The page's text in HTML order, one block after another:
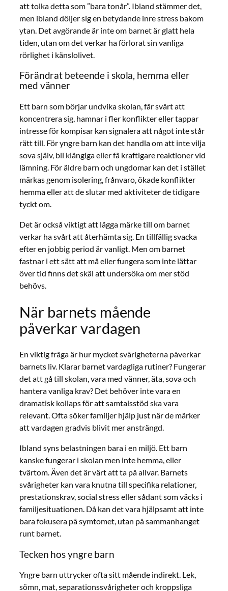
att tolka detta som ”bara tonår”. Ibland stämmer det,
men ibland döljer sig en betydande inre stress bakom
ytan. Det avgörande är inte om barnet är glatt hela
tiden, utan om det verkar ha förlorat sin vanliga
rörlighet i känslolivet.
Förändrat beteende i skola, hemma eller
med vänner
Ett barn som börjar undvika skolan, får svårt att
koncentrera sig, hamnar i fler konflikter eller tappar
intresse för kompisar kan signalera att något inte står
rätt till. För yngre barn kan det handla om att inte vilja
sova själv, bli klängiga eller få kraftigare reaktioner vid
lämning. För äldre barn och ungdomar kan det i stället
märkas genom isolering, frånvaro, ökade konflikter
hemma eller att de slutar med aktiviteter de tidigare
tyckt om.
Det är också viktigt att lägga märke till om barnet
verkar ha svårt att återhämta sig. En tillfällig svacka
efter en jobbig period är vanligt. Men om barnet
fastnar i ett sätt att må eller fungera som inte lättar
över tid finns det skäl att undersöka om mer stöd
behövs.
När barnets mående
påverkar vardagen
En viktig fråga är hur mycket svårigheterna påverkar
barnets liv. Klarar barnet vardagliga rutiner? Fungerar
det att gå till skolan, vara med vänner, äta, sova och
hantera vanliga krav? Det behöver inte vara en
dramatisk kollaps för att samtalsstöd ska vara
relevant. Ofta söker familjer hjälp just när de märker
att vardagen gradvis blivit mer ansträngd.
Ibland syns belastningen bara i en miljö. Ett barn
kanske fungerar i skolan men inte hemma, eller
tvärtom. Även det är värt att ta på allvar. Barnets
svårigheter kan vara knutna till specifika relationer,
prestationskrav, social stress eller sådant som väcks i
familjesituationen. Då kan det vara hjälpsamt att inte
bara fokusera på symtomet, utan på sammanhanget
runt barnet.
Tecken hos yngre barn
Yngre barn uttrycker ofta sitt mående indirekt. Lek,
sömn, mat, separationssvårigheter och kroppsliga